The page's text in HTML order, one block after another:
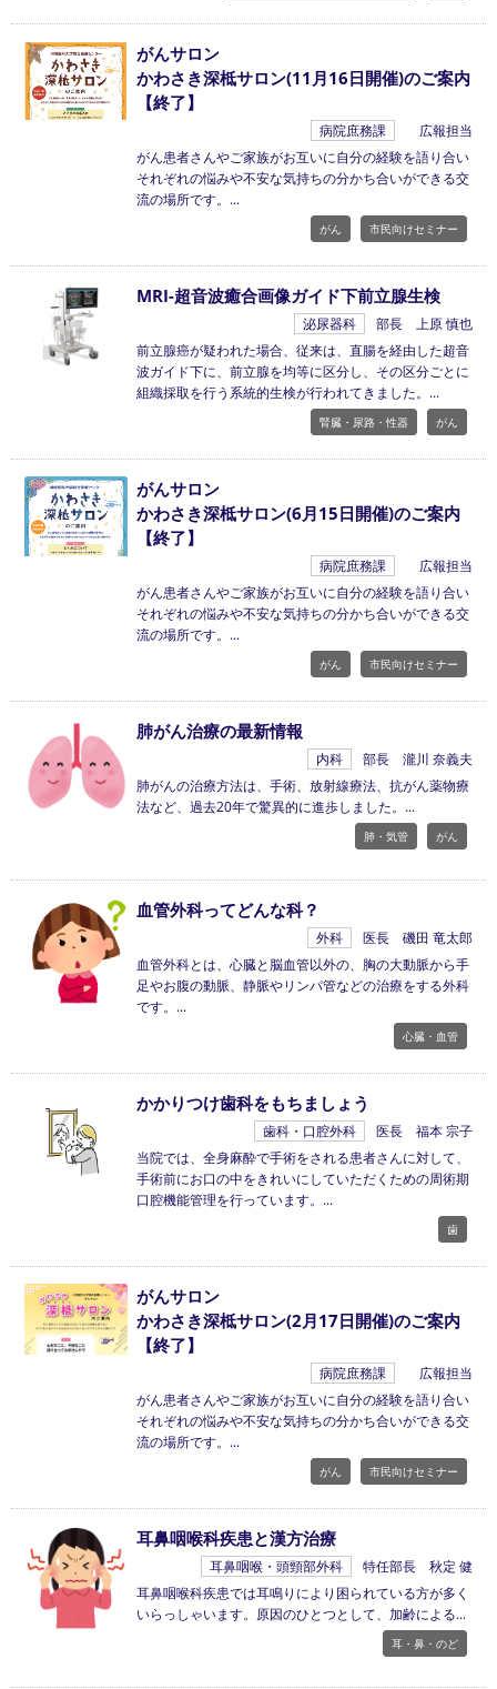
がんサロン
かわさき深柢サロン(11月16日開催)のご案内
【終了】
病院庶務課
広報担当
がん患者さんやご家族がお互いに自分の経験を語り合い
それぞれの悩みや不安な気持ちの分かち合いができる交
流の場所です。
がん 市民向けセミナー
MRI-超音波癒合画像ガイド下前立腺生検
泌尿器科
部長 上原 慎也
前立腺癌が疑われた場合、従来は、直腸を経由した超音
波ガイド下に、前立腺を均等に区分し、その区分ごとに
組織採取を行う系統的生検が行われてきました。
腎臓・尿路・性器 がん
がんサロン
かわさき深柢サロン(6月15日開催)のご案内
【終了】
病院庶務課
広報担当
がん患者さんやご家族がお互いに自分の経験を語り合い
それぞれの悩みや不安な気持ちの分かち合いができる交
流の場所です。
がん 市民向けセミナー
肺がん治療の最新情報
内科
部長 瀧川 奈義夫
肺がんの治療方法は、手術、放射線療法、抗がん薬物療
法など、過去20年で驚異的に進歩しました。
肺・気管 がん
血管外科ってどんな科？
外科
医長 磯田 竜太郎
血管外科とは、心臓と脳血管以外の、胸の大動脈から手
足やお腹の動脈、静脈やリンパ管などの治療をする外科
です。
心臓・血管
かかりつけ歯科をもちましょう
歯科・口腔外科
医長 福本 宗子
当院では、全身麻酔で手術をされる患者さんに対して、
手術前にお口の中をきれいにしていただくための周術期
口腔機能管理を行っています。
歯
がんサロン
かわさき深柢サロン(2月17日開催)のご案内
【終了】
病院庶務課
広報担当
がん患者さんやご家族がお互いに自分の経験を語り合い
それぞれの悩みや不安な気持ちの分かち合いができる交
流の場所です。
がん 市民向けセミナー
耳鼻咽喉科疾患と漢方治療
耳鼻咽喉・頭頸部外科
特任部長 秋定 健
耳鼻咽喉科疾患では耳鳴りにより困られている方が多く
いらっしゃいます。原因のひとつとして、加齢による
耳・鼻・のど